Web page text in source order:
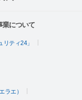
業について
ティ24」
ラエ）